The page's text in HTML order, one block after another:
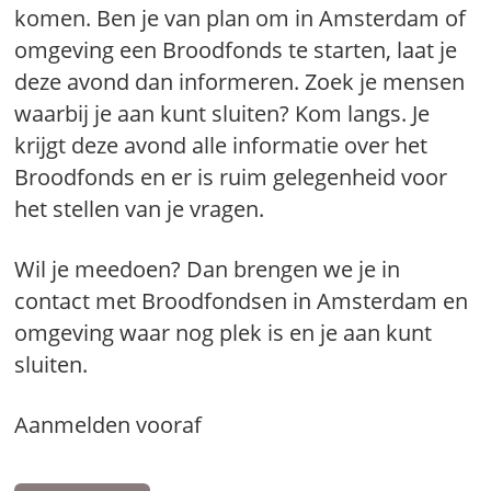
komen. Ben je van plan om in Amsterdam of
omgeving een Broodfonds te starten, laat je
deze avond dan informeren. Zoek je mensen
waarbij je aan kunt sluiten? Kom langs. Je
krijgt deze avond alle informatie over het
Broodfonds en er is ruim gelegenheid voor
het stellen van je vragen.
Wil je meedoen? Dan brengen we je in
contact met Broodfondsen in Amsterdam en
omgeving waar nog plek is en je aan kunt
sluiten.
Aanmelden vooraf